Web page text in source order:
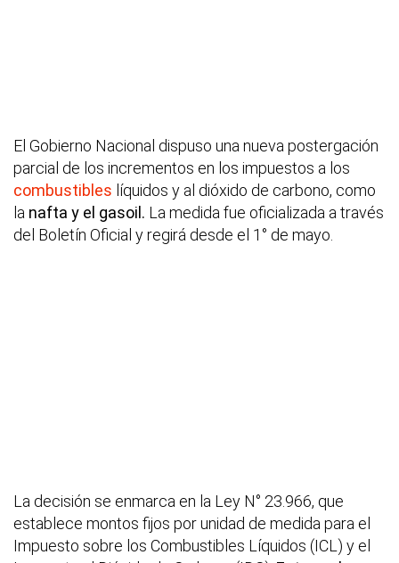
El Gobierno Nacional dispuso una nueva postergación
parcial de los incrementos en los impuestos a los
combustibles líquidos y al dióxido de carbono, como
la nafta y el gasoil. La medida fue oficializada a través
del Boletín Oficial y regirá desde el 1° de mayo.
La decisión se enmarca en la Ley N° 23.966, que
establece montos fijos por unidad de medida para el
Impuesto sobre los Combustibles Líquidos (ICL) y el